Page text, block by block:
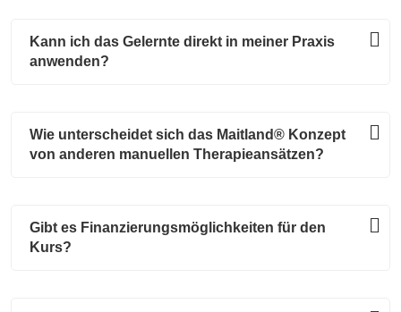
Kann ich das Gelernte direkt in meiner Praxis
anwenden?
Wie unterscheidet sich das Maitland® Konzept
von anderen manuellen Therapieansätzen?
Gibt es Finanzierungsmöglichkeiten für den
Kurs?